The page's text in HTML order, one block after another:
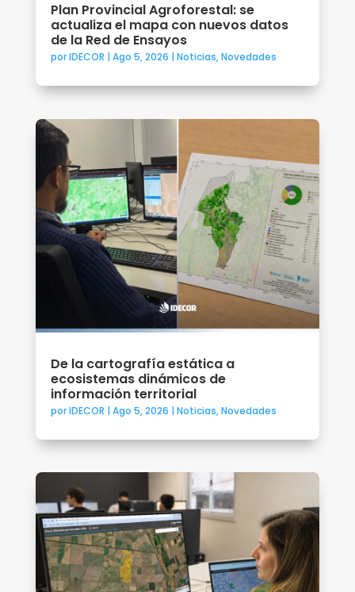
Plan Provincial Agroforestal: se
actualiza el mapa con nuevos datos
de la Red de Ensayos
porIDECOR | Ago 5, 2026 | Noticias,Novedades
De la cartografía estática a
ecosistemas dinámicos de
información territorial
porIDECOR | Ago 5, 2026 | Noticias,Novedades